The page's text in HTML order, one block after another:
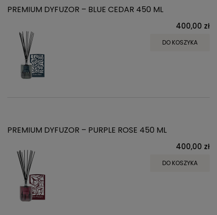
PREMIUM DYFUZOR – BLUE CEDAR 450 ML
400,00 zł
DO KOSZYKA
PREMIUM DYFUZOR – PURPLE ROSE 450 ML
400,00 zł
DO KOSZYKA